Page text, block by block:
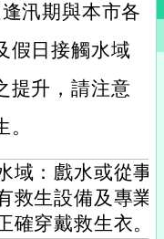
汛期與本市各
假日接觸水域
提升，請注意
域：戲水或從事
救生設備及專業
確穿戴救生衣。